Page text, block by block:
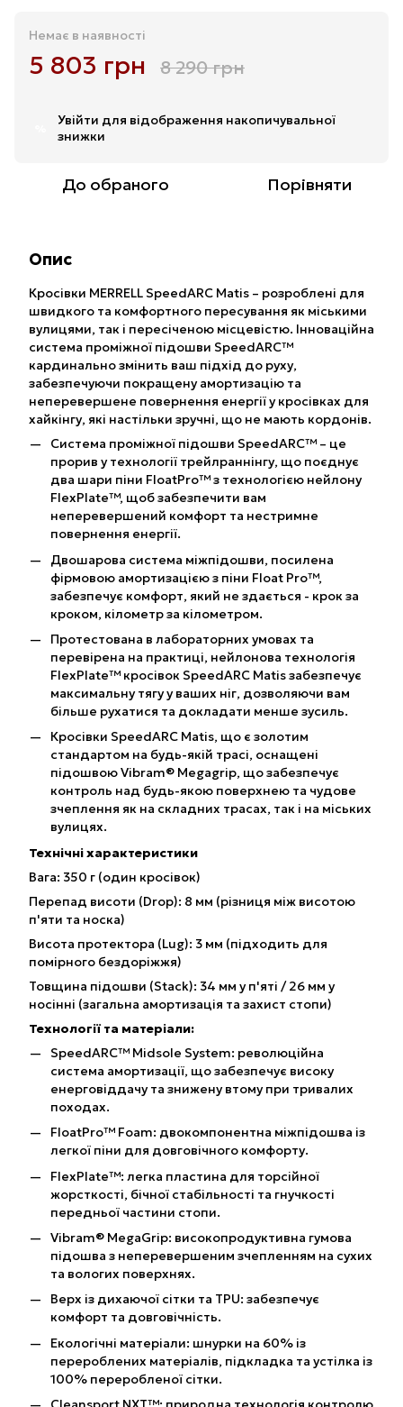
Немає в наявності
5 803 грн 8 290 грн
Увійти для відображення накопичувальної
знижки
До обраного Порівняти
Опис
Кросівки MERRELL SpeedARC Matis – розроблені для
швидкого та комфортного пересування як міськими
вулицями, так і пересіченою місцевістю. Інноваційна
система проміжної підошви SpeedARC™
кардинально змінить ваш підхід до руху,
забезпечуючи покращену амортизацію та
неперевершене повернення енергії у кросівках для
хайкінгу, які настільки зручні, що не мають кордонів.
Система проміжної підошви SpeedARC™ – це
прорив у технології трейлраннінгу, що поєднує
два шари піни FloatPro™ з технологією нейлону
FlexPlate™, щоб забезпечити вам
неперевершений комфорт та нестримне
повернення енергії.
Двошарова система міжпідошви, посилена
фірмовою амортизацією з піни Float Pro™,
забезпечує комфорт, який не здається - крок за
кроком, кілометр за кілометром.
Протестована в лабораторних умовах та
перевірена на практиці, нейлонова технологія
FlexPlate™ кросівок SpeedARC Matis забезпечує
максимальну тягу у ваших ніг, дозволяючи вам
більше рухатися та докладати менше зусиль.
Кросівки SpeedARC Matis, що є золотим
стандартом на будь-якій трасі, оснащені
підошвою Vibram® Megagrip, що забезпечує
контроль над будь-якою поверхнею та чудове
зчеплення як на складних трасах, так і на міських
вулицях.
Технічні характеристики
Вага: 350 г (один кросівок)
Перепад висоти (Drop): 8 мм (різниця між висотою
п'яти та носка)
Висота протектора (Lug): 3 мм (підходить для
помірного бездоріжжя)
Товщина підошви (Stack): 34 мм у п'яті / 26 мм у
носінні (загальна амортизація та захист стопи)
Технології та матеріали:
SpeedARC™ Midsole System: революційна
система амортизації, що забезпечує високу
енерговіддачу та знижену втому при тривалих
походах.
FloatPro™ Foam: двокомпонентна міжпідошва із
легкої піни для довговічного комфорту.
FlexPlate™: легка пластина для торсійної
жорсткості, бічної стабільності та гнучкості
передньої частини стопи.
Vibram® MegaGrip: високопродуктивна гумова
підошва з неперевершеним зчепленням на сухих
та вологих поверхнях.
Верх із дихаючої сітки та TPU: забезпечує
комфорт та довговічність.
Екологічні матеріали: шнурки на 60% із
перероблених матеріалів, підкладка та устілка із
100% переробленої сітки.